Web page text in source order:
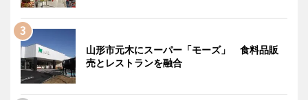
山形市元木にスーパー「モーズ」 食料品販
売とレストランを融合